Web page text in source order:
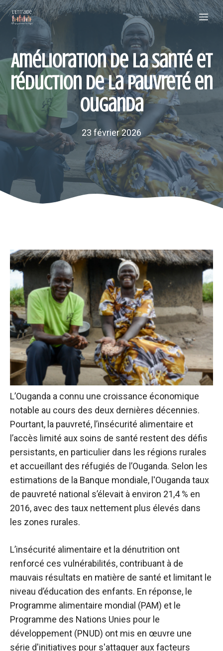
Aller
au
Amélioration de la santé et
réduction de la pauvreté en
Ouganda
23 février 2026
L’Ouganda a connu une croissance économique
notable au cours des deux dernières décennies.
Pourtant, la pauvreté, l’insécurité alimentaire et
l’accès limité aux soins de santé restent des défis
persistants, en particulier dans les régions rurales
et accueillant des réfugiés de l’Ouganda. Selon les
estimations de la Banque mondiale, l'Ouganda taux
de pauvreté national s’élevait à environ 21,4 % en
2016, avec des taux nettement plus élevés dans
les zones rurales.
L’insécurité alimentaire et la dénutrition ont
renforcé ces vulnérabilités, contribuant à de
mauvais résultats en matière de santé et limitant le
niveau d’éducation des enfants. En réponse, le
Programme alimentaire mondial (PAM) et le
Programme des Nations Unies pour le
développement (PNUD) ont mis en œuvre une
série d'initiatives pour s'attaquer aux facteurs